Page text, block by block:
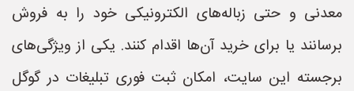
معدنی و حتی زباله‌های الکترونیکی خود را به فروش
برسانند یا برای خرید آن‌ها اقدام کنند. یکی از ویژگی‌های
برجسته این سایت، امکان ثبت فوری تبلیغات در گوگل